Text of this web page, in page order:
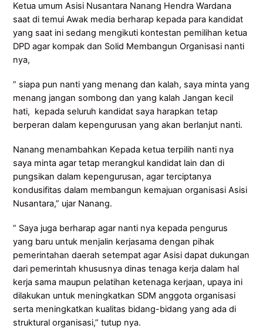
Ketua umum Asisi Nusantara Nanang Hendra Wardana
saat di temui Awak media berharap kepada para kandidat
yang saat ini sedang mengikuti kontestan pemilihan ketua
DPD agar kompak dan Solid Membangun Organisasi nanti
nya,
” siapa pun nanti yang menang dan kalah, saya minta yang
menang jangan sombong dan yang kalah Jangan kecil
hati, kepada seluruh kandidat saya harapkan tetap
berperan dalam kepengurusan yang akan berlanjut nanti.
Nanang menambahkan Kepada ketua terpilih nanti nya
saya minta agar tetap merangkul kandidat lain dan di
pungsikan dalam kepengurusan, agar terciptanya
kondusifitas dalam membangun kemajuan organisasi Asisi
Nusantara,” ujar Nanang.
” Saya juga berharap agar nanti nya kepada pengurus
yang baru untuk menjalin kerjasama dengan pihak
pemerintahan daerah setempat agar Asisi dapat dukungan
dari pemerintah khususnya dinas tenaga kerja dalam hal
kerja sama maupun pelatihan ketenaga kerjaan, upaya ini
dilakukan untuk meningkatkan SDM anggota organisasi
serta meningkatkan kualitas bidang-bidang yang ada di
struktural organisasi,” tutup nya.